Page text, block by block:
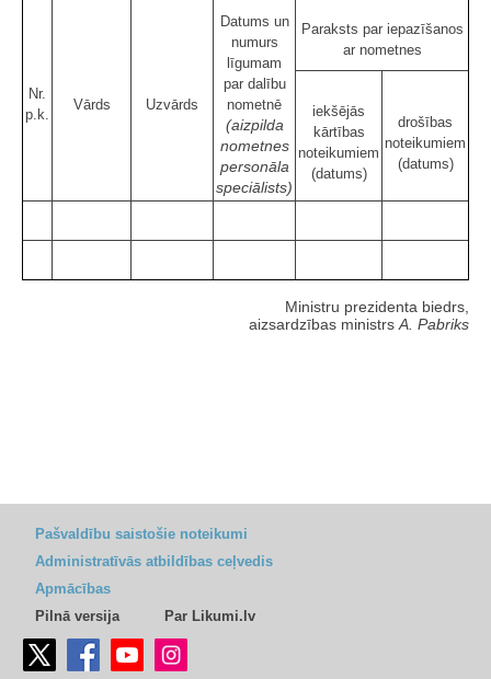
Nr.
p.k.
Vārds Uzvārds
Datums un
numurs
līgumam
par dalību
nometnē
(aizpilda
nometnes
personāla
speciālists)
Paraksts par iepazīšanos
ar nometnes
iekšējās
kārtības
noteikumiem
(datums)
drošības
noteikumiem
(datums)
Ministru prezidenta biedrs,
aizsardzības ministrs A. Pabriks
Pašvaldību saistošie noteikumi
Administratīvās atbildības ceļvedis
Apmācības
Pilnā versija
Par Likumi.lv